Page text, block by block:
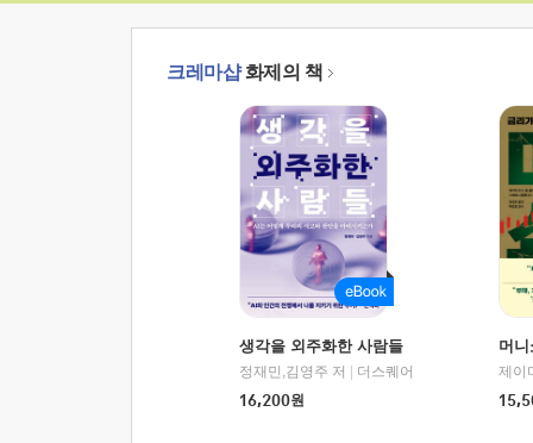
크레마샵화제의 책
생각을 외주화한 사람들
정재민,김영주 저
더스퀘어
16,200원
머